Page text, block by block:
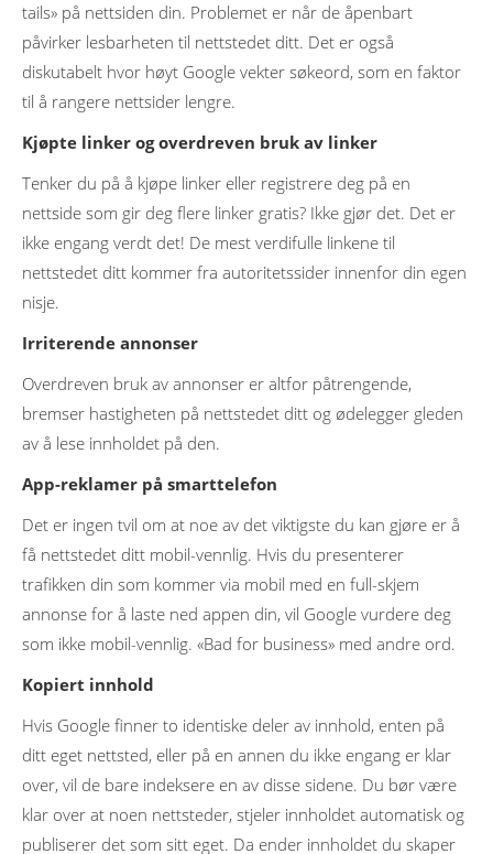
tails» på nettsiden din. Problemet er når de åpenbart
påvirker lesbarheten til nettstedet ditt. Det er også
diskutabelt hvor høyt Google vekter søkeord, som en faktor
til å rangere nettsider lengre.
Kjøpte linker og overdreven bruk av linker
Tenker du på å kjøpe linker eller registrere deg på en
nettside som gir deg flere linker gratis? Ikke gjør det. Det er
ikke engang verdt det! De mest verdifulle linkene til
nettstedet ditt kommer fra autoritetssider innenfor din egen
nisje.
Irriterende annonser
Overdreven bruk av annonser er altfor påtrengende,
bremser hastigheten på nettstedet ditt og ødelegger gleden
av å lese innholdet på den.
App-reklamer på smarttelefon
Det er ingen tvil om at noe av det viktigste du kan gjøre er å
få nettstedet ditt mobil-vennlig. Hvis du presenterer
trafikken din som kommer via mobil med en full-skjem
annonse for å laste ned appen din, vil Google vurdere deg
som ikke mobil-vennlig. «Bad for business» med andre ord.
Kopiert innhold
Hvis Google finner to identiske deler av innhold, enten på
ditt eget nettsted, eller på en annen du ikke engang er klar
over, vil de bare indeksere en av disse sidene. Du bør være
klar over at noen nettsteder, stjeler innholdet automatisk og
publiserer det som sitt eget. Da ender innholdet du skaper